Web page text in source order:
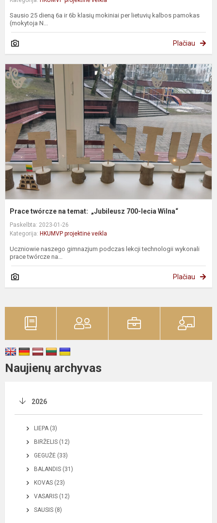
Sausio 25 dieną 6a ir 6b klasių mokiniai per lietuvių kalbos pamokas
(mokytoja N...
Plačiau
Prace twórcze na temat: „Jubileusz 700-lecia Wilna“
Paskelbta: 2023-01-26
Kategorija: HKUMVP projektinė veikla
Uczniowie naszego gimnazjum podczas lekcji technologii wykonali
prace twórcze na...
Plačiau
Naujienų archyvas
2026
LIEPA (3)
BIRŽELIS (12)
GEGUŽĖ (33)
BALANDIS (31)
KOVAS (23)
VASARIS (12)
SAUSIS (8)